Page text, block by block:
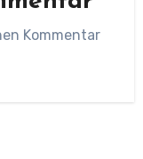
Kommentar